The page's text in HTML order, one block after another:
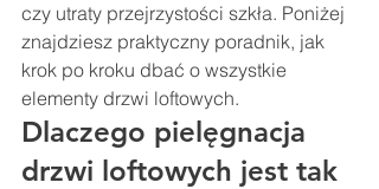
czy utraty przejrzystości szkła. Poniżej
znajdziesz praktyczny poradnik, jak
krok po kroku dbać o wszystkie
elementy drzwi loftowych.
Dlaczego pielęgnacja
drzwi loftowych jest tak